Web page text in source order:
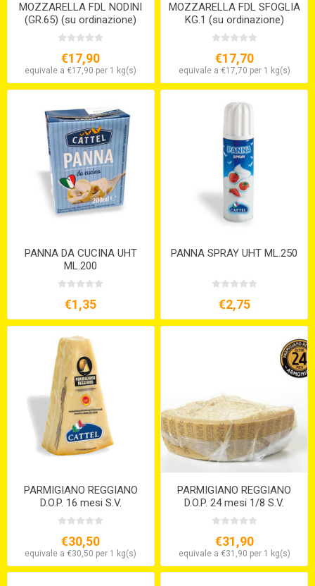
MOZZARELLA FDL NODINI
(GR.65) (su ordinazione)
€17,90
equivale a €17,90 per 1 kg(s)
MOZZARELLA FDL SFOGLIA
KG.1 (su ordinazione)
€17,70
equivale a €17,70 per 1 kg(s)
PANNA DA CUCINA UHT
ML.200
€1,35
PANNA SPRAY UHT ML.250
€2,75
PARMIGIANO REGGIANO
D.O.P. 16 mesi S.V.
€30,50
equivale a €30,50 per 1 kg(s)
PARMIGIANO REGGIANO
D.O.P. 24 mesi 1/8 S.V.
€31,90
equivale a €31,90 per 1 kg(s)